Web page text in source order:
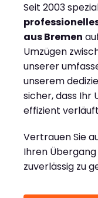
Seit 2003
aus Bremen
Umzügen
unserer
unserem
sicher, dass Ihr
effizient
Vertrauen Sie
Ihren
zuverlässig zu